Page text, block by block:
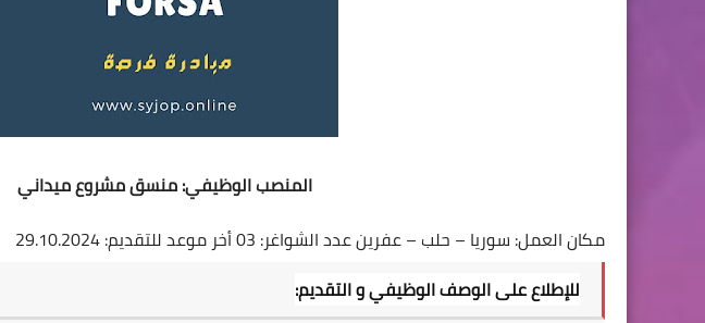
المنصب الوظيفي: منسق مشروع ميداني
مكان العمل: سوريا – حلب – عفرين عدد الشواغر: 03 أخر موعد للتقديم: 29.10.2024
للإطلاع على الوصف الوظيفي و التقديم: